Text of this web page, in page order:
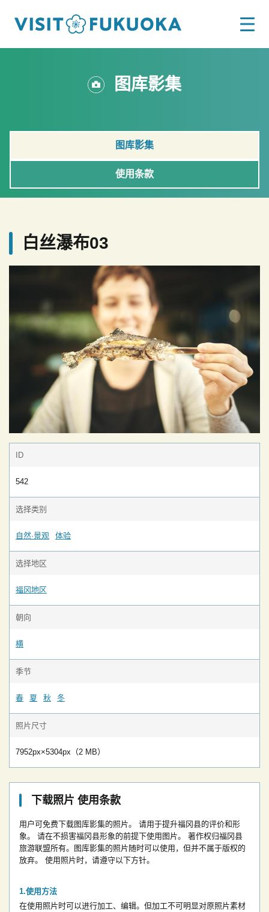
图库影集
图库影集
使用条款
白丝瀑布03
ID
542
选择类别
自然·景观 体验
选择地区
福冈地区
朝向
横
季节
春 夏 秋 冬
照片尺寸
7952px×5304px（2 MB）
下载照片 使用条款
用户可免费下载图库影集的照片。
请用于提升福冈县的评价和形
象。
请在不损害福冈县形象的前提下使用图片。
著作权归福冈县
旅游联盟所有。图库影集的照片随时可以使用，但并不属于版权的
放弃。
使用照片时，请遵守以下方针。
使用方法
在使用照片时可以进行加工、编辑。但加工不可明显对原照片素材